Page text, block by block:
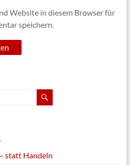
Website in diesem Browser für
speichern.
statt Handeln